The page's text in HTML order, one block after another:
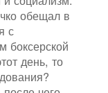
обещал в
с
боксерской
день, то